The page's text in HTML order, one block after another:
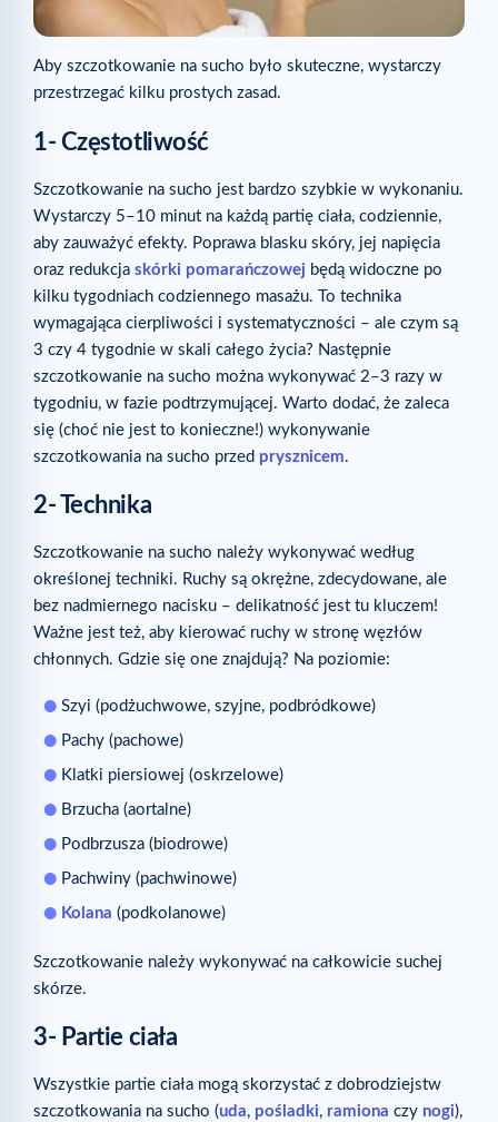
Aby szczotkowanie na sucho było skuteczne, wystarczy
przestrzegać kilku prostych zasad.
1- Częstotliwość
Szczotkowanie na sucho jest bardzo szybkie w wykonaniu.
Wystarczy 5–10 minut na każdą partię ciała, codziennie,
aby zauważyć efekty. Poprawa blasku skóry, jej napięcia
oraz redukcja skórki pomarańczowej będą widoczne po
kilku tygodniach codziennego masażu. To technika
wymagająca cierpliwości i systematyczności – ale czym są
3 czy 4 tygodnie w skali całego życia? Następnie
szczotkowanie na sucho można wykonywać 2–3 razy w
tygodniu, w fazie podtrzymującej. Warto dodać, że zaleca
się (choć nie jest to konieczne!) wykonywanie
szczotkowania na sucho przed prysznicem.
2- Technika
Szczotkowanie na sucho należy wykonywać według
określonej techniki. Ruchy są okrężne, zdecydowane, ale
bez nadmiernego nacisku – delikatność jest tu kluczem!
Ważne jest też, aby kierować ruchy w stronę węzłów
chłonnych. Gdzie się one znajdują? Na poziomie:
Szyi (podżuchwowe, szyjne, podbródkowe)
Pachy (pachowe)
Klatki piersiowej (oskrzelowe)
Brzucha (aortalne)
Podbrzusza (biodrowe)
Pachwiny (pachwinowe)
Kolana (podkolanowe)
Szczotkowanie należy wykonywać na całkowicie suchej
skórze.
3- Partie ciała
Wszystkie partie ciała mogą skorzystać z dobrodziejstw
szczotkowania na sucho (uda, pośladki, ramiona czy nogi),